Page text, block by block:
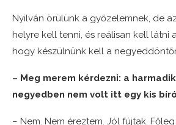
Nyilván örülünk a győzelemnek, de
helyre kell tenni, és reálisan kell látni
hogy készülnünk kell a
– Meg merem kérdezni: a
negyedben nem volt itt egy kis
– Nem. Nem éreztem. Jól fújtak.